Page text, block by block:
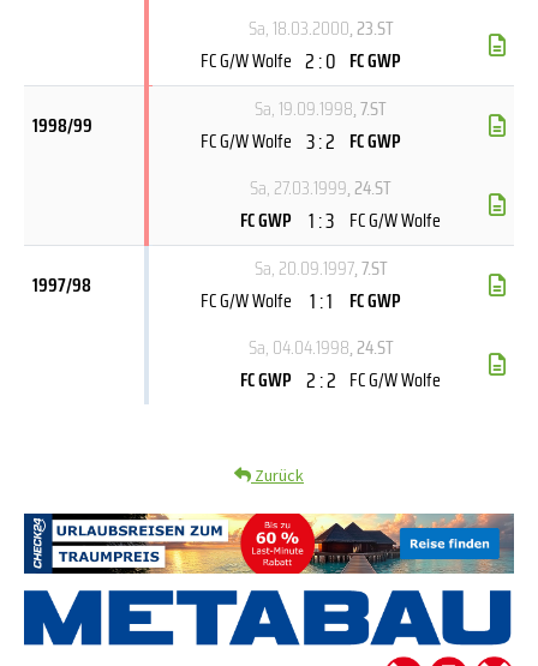
Sa, 18.03.2000, 23.ST
FC G/W Wolfe 2 : 0 FC GWP
1998/99
Sa, 19.09.1998, 7.ST
FC G/W Wolfe 3 : 2 FC GWP
Sa, 27.03.1999, 24.ST
FC GWP 1 : 3 FC G/W Wolfe
1997/98
Sa, 20.09.1997, 7.ST
FC G/W Wolfe
1 : 1
FC GWP
Sa, 04.04.1998, 24.ST
FC GWP 2 : 2 FC G/W Wolfe
Zurück